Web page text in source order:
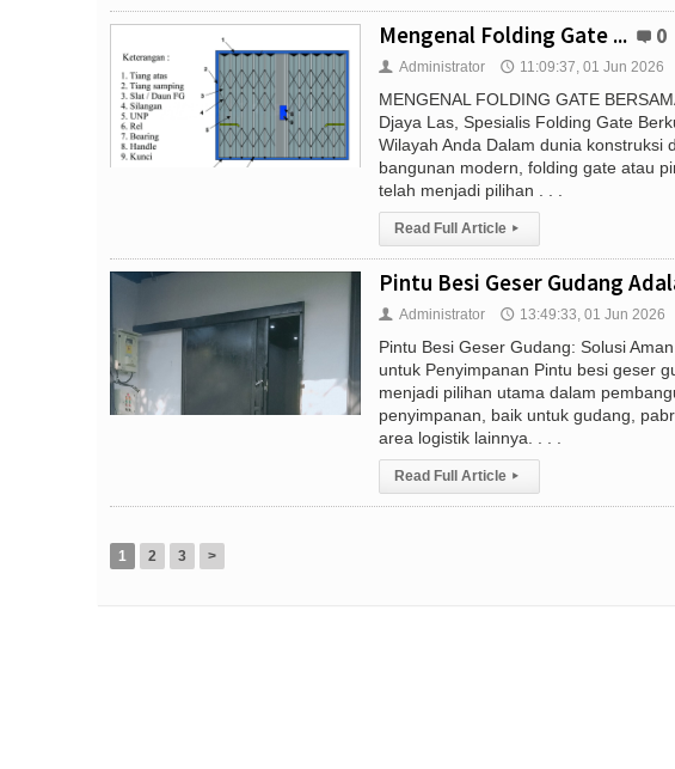
Mengenal Folding Gate ... 0
👤 Administrator 🕔 11:09:37, 01 Jun 2026
MENGENAL FOLDING GATE
Djaya Las, Spesialis Folding Gate
Wilayah Anda Dalam dunia konstruksi
bangunan modern, folding gate atau
telah menjadi pilihan . . .
Read Full Article ▸
Pintu Besi Geser Gudang
👤 Administrator 🕔 13:49:33, 01 Jun 2026
Pintu Besi Geser Gudang: Solusi
untuk Penyimpanan Pintu besi geser
menjadi pilihan utama dalam
penyimpanan, baik untuk gudang,
area logistik lainnya. . . .
Read Full Article ▸
1 2 3 >